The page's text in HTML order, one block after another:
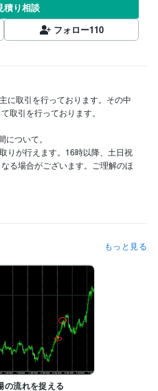
積り相談
フォロー110
に取引を行っております。その中
取引を行っております。
ついて。
りが行えます。16時以降、土日祝
る場合がございます。ご理解のほ
需要拡大につき、対応が難しい傾
う予定です。申し訳ありませんが
戦略
業開発 経験年数 : 10年
融リテラシー講座 金融投資リテラ
スプレッドシート:3年
もっと見る
の流れを捉える